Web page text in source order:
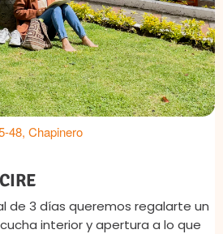
48, Chapinero
de 3 días queremos regalarte un
interior y apertura a lo que